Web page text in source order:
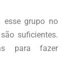
esse grupo no
suficientes.
para fazer